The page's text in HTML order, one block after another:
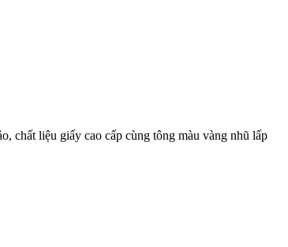
chất liệu giấy cao cấp cùng tông màu vàng nhũ lấp